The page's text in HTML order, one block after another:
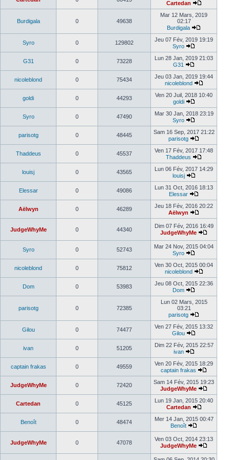
Cartedan
Burdigala 0 49638
Mar 12 Mars, 2019
02:17
Burdigala
Syro 0 129802
Jeu 07 Fév, 2019 19:19
Syro
G31 0 73228
Lun 28 Jan, 2019 21:03
G31
nicoleblond 0 75434
Jeu 03 Jan, 2019 19:44
nicoleblond
goldi 0 44293
Ven 20 Juil, 2018 10:40
goldi
Syro 0 47490
Mar 30 Jan, 2018 23:19
Syro
parisotg 0 48445
Sam 16 Sep, 2017 21:22
parisotg
Thaddeus 0 45537
Ven 17 Fév, 2017 17:48
Thaddeus
louisj 0 43565
Lun 06 Fév, 2017 14:29
louisj
Elessar 0 49086
Lun 31 Oct, 2016 18:13
Elessar
Aëlwyn 0 46289
Jeu 18 Fév, 2016 20:22
Aëlwyn
JudgeWhyMe 0 44340
Dim 07 Fév, 2016 16:49
JudgeWhyMe
Syro 0 52743
Mar 24 Nov, 2015 04:04
Syro
nicoleblond 0 75812
Ven 30 Oct, 2015 00:04
nicoleblond
Dom 0 53983
Jeu 08 Oct, 2015 22:36
Dom
parisotg 0 72385
Lun 02 Mars, 2015
03:21
parisotg
Gilou 0 74477
Ven 27 Fév, 2015 13:32
Gilou
ivan 0 51205
Dim 22 Fév, 2015 22:57
ivan
captain frakas 0 49559
Ven 20 Fév, 2015 18:29
captain frakas
JudgeWhyMe 0 72420
Sam 14 Fév, 2015 19:23
JudgeWhyMe
Cartedan 0 45125
Lun 19 Jan, 2015 20:40
Cartedan
Benoît 0 48474
Mer 14 Jan, 2015 00:47
Benoît
JudgeWhyMe 0 47078
Ven 03 Oct, 2014 23:13
JudgeWhyMe